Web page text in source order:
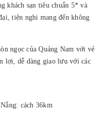
khách sạn tiêu chuẩn 5* và
tiện nghi mang đến không
ngọc của Quảng Nam với vẻ
lợi, dễ dàng giao lưu với các
cách 36km